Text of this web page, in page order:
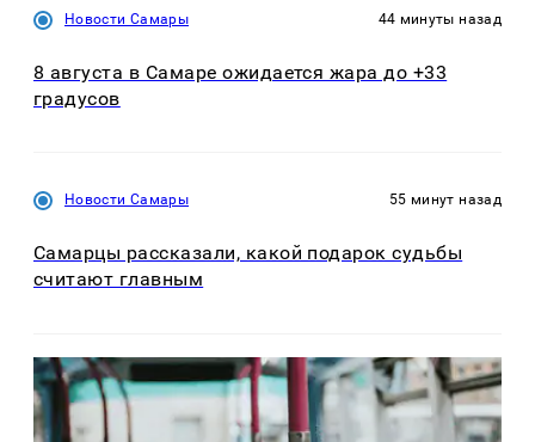
Новости Самары 44 минуты назад
8 августа в Самаре ожидается жара до +33
градусов
Новости Самары 55 минут назад
Самарцы рассказали, какой подарок судьбы
считают главным